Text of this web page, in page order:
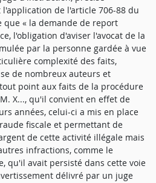
de l'article 706-88 du
que « la demande de report
l'obligation d'aviser l'avocat de la
par la personne gardée à vue
complexité des faits,
de nombreux auteurs et
point aux faits de la procédure
X..., qu'il convient en effet de
années, celui-ci a mis en place
fiscale et permettant de
de cette activité illégale mais
infractions, comme le
qu'il avait persisté dans cette voie
délivré par un juge